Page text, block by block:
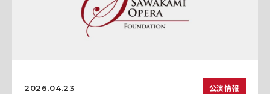
2026.04.23 公演情報